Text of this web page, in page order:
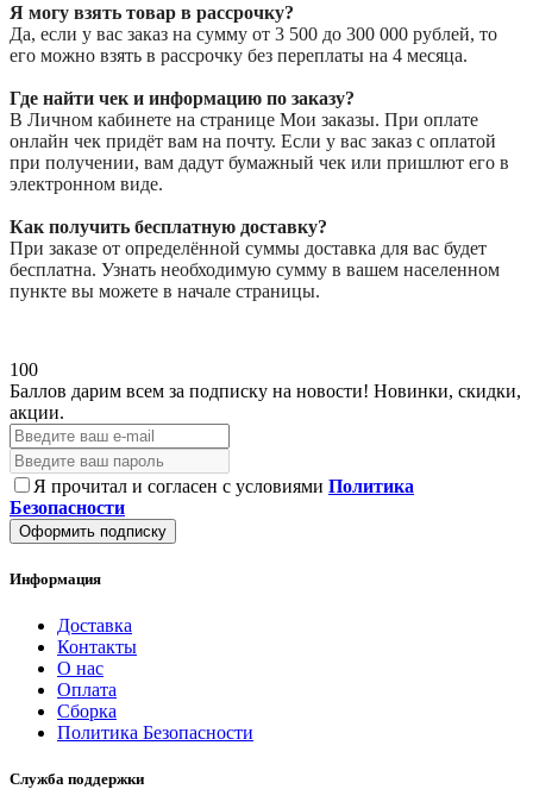
Я могу взять товар в рассрочку?
Да, если у вас заказ на сумму от 3 500 до 300 000 рублей, то
его можно взять в рассрочку без переплаты на 4 месяца.
Где найти чек и информацию по заказу?
В Личном кабинете на странице Мои заказы. При оплате
онлайн чек придёт вам на почту. Если у вас заказ с оплатой
при получении, вам дадут бумажный чек или пришлют его в
электронном виде.
Как получить бесплатную доставку?
При заказе от определённой суммы доставка для вас будет
бесплатна. Узнать необходимую сумму в вашем населенном
пункте вы можете в начале страницы.
100
Баллов дарим всем за подписку на новости! Новинки, скидки,
акции.
Я прочитал и согласен с условиями Политика
Безопасности
Оформить подписку
Информация
Доставка
Контакты
О нас
Оплата
Сборка
Политика Безопасности
Служба поддержки